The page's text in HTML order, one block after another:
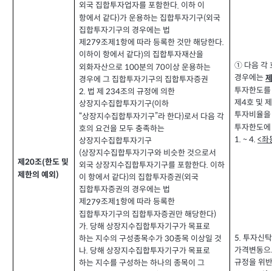
제20조(한도 및
제한의 예외 )
외국 집합투자업자를 포함한다. 이하 이
항에서 같다)가 운용하는 집합투자기구(외국
집합투자기구의 경우에는 법
제279조제 1항에 따라 등록한 것만 해당한다.
이하이 항에서 같다)의 집합투자재산을
외화자산으로 100분의 70이상 운용하는
경우에 그 집합투자기구의 집합투자증권
2. 법 제 234조의 규정에 의한
상장지수집합투자기구(이하
“상장지수집합투자기구”라 한다)로서 다음 각
호의 요건을 모두 충족하는
상장지수집합투자기구
(상장지수집합투자기구와 비슷한 것으로서
외국 상장지수집합투자기구를 포함한다. 이하
이 항에서 같다)의 집합투자증권(외국
집합투자증권의 경우에는 법
제279조제 1항에 따라 등록한
집합투자기구의 집합투자증권만 해당한다)
가. 당해 상장지수집합투자기구가 목표로
하는 지수의 구성종목수가30종목 이상일 것
나. 당해 상장지수집합투자기구가 목표로
하는 지수를 구성하는 하나의 종목이 그
① 다음 각
경우에는
투자한도
제4호 및 제
투자비율
투자한도
1. ~ 4.<좌
5.투자신
가격변동
규정을 위